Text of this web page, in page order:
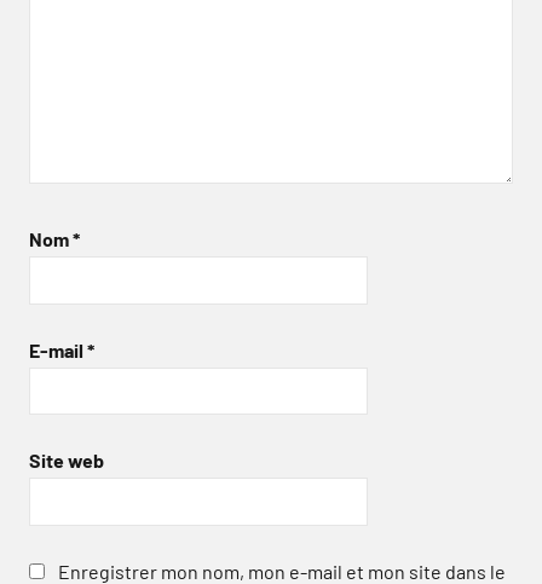
Nom*
E-mail *
Site web
Enregistrer mon nom, mon e-mail et mon site dans le